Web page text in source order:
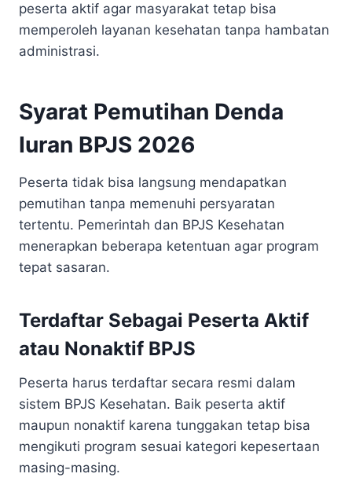
peserta aktif agar masyarakat tetap bisa
memperoleh layanan kesehatan tanpa hambatan
administrasi.
Syarat Pemutihan Denda
Iuran BPJS 2026
Peserta tidak bisa langsung mendapatkan
pemutihan tanpa memenuhi persyaratan
tertentu. Pemerintah dan BPJS Kesehatan
menerapkan beberapa ketentuan agar program
tepat sasaran.
Terdaftar Sebagai Peserta Aktif
atau Nonaktif BPJS
Peserta harus terdaftar secara resmi dalam
sistem BPJS Kesehatan. Baik peserta aktif
maupun nonaktif karena tunggakan tetap bisa
mengikuti program sesuai kategori kepesertaan
masing-masing.